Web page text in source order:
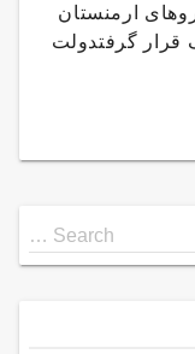
ارمنستان
قرار گرفتدولت
Search …